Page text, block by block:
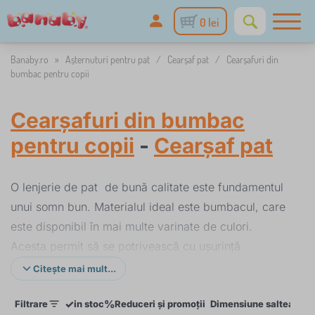
0 lei
Banaby.ro » Așternuturi pentru pat / Cearșaf pat /
Cearșafuri din
bumbac pentru copii
Cearșafuri din bumbac
pentru copii - Cearșaf pat
O lenjerie de pat de bună calitate este fundamentul
unui somn bun. Materialul ideal este bumbacul, care
este disponibil în mai multe varinate de culori.
Acesta permit să se potrivească cu ușurință
imprimeul cearsafului cu restul patului. Cearsafurile
renumitele desene animate nu sunt o excepție din
Citește mai mult...
Filtrare ✓in stoc%Reduceri și promoții Dimensiune saltea